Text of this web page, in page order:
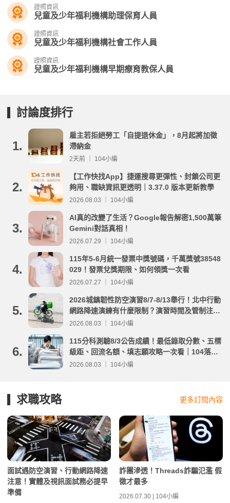
證照資訊
兒童及少年福利機構助理保育人員
證照資訊
兒童及少年福利機構社會工作人員
證照資訊
兒童及少年福利機構早期療育教保人員
討論度排行
1.
雇主若拒絕勞工「自提退休金」，8月起將加徵
滯納金
2天前 ｜ 104小編
2.
【工作快找App】捷運搜尋更彈性、封鎖公司更
夠用、職缺資訊更透明｜3.37.0 版本更新教學
2026.08.03 ｜ 104小編
3.
AI真的改變了生活？Google報告解密1,500萬筆
Gemini對話真相！
2026.07.29 ｜ 104小編
4.
115年5-6月統一發票中獎號碼，千萬獎號38548
029！發票兌獎期限、如何領獎一次看
2026.07.27 ｜ 104小編
5.
2026城鎮韌性防空演習8/7-8/13舉行！北中行動
網路降速演練有什麼限制？演習時間及管制注意
事項整理
2026.08.03 ｜ 104小編
6.
115分科測驗8/3公告成績！最低錄取分數、五標
級距、回流名額、填志願攻略一次看｜104落點
分析
2026.08.03 ｜ 104小編
求職攻略 更多訂閱內容
面試遇防空演習、行動網路降速
注意！實體及視訊面試務必提早
準備
詐團滲透！Threads詐騙氾濫 假
徵才最多
2026.07.30 | 104小編